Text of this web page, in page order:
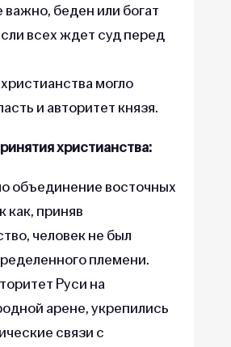
важно, беден или богат
всех ждет суд перед
могло
и авторитет князя.
христианства:
объединение восточных
как, приняв
человек не был
племени.
Руси на
арене, укрепились
связи с